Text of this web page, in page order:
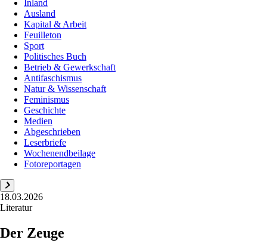
Inland
Ausland
Kapital & Arbeit
Feuilleton
Sport
Politisches Buch
Betrieb & Gewerkschaft
Antifaschismus
Natur & Wissenschaft
Feminismus
Geschichte
Medien
Abgeschrieben
Leserbriefe
Wochenendbeilage
Fotoreportagen
18.03.2026
Literatur
Der Zeuge